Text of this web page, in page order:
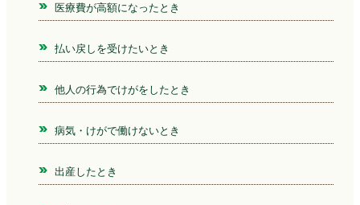
医療費が高額になったとき
払い戻しを受けたいとき
他人の行為でけがをしたとき
病気・けがで働けないとき
出産したとき